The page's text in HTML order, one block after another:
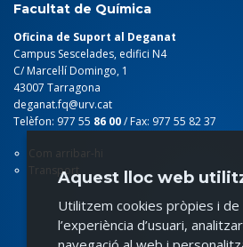
Facultat de Química
Oficina de Suport al Deganat
Campus Sescelades, edifici N4
C/ Marcel·lí Domingo, 1
43007 Tarragona
deganat.fq@urv.cat
Telèfon: 977 55 86 00/ Fax: 977 55 82 37
Com arribar-hi
TransportAquest lloc web
Utilitzem cookies pròpies i
l’experiència d’usuari,